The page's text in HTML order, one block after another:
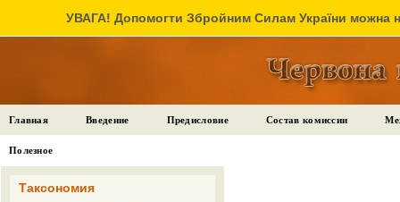
УВАГА! Допомогти Збройним Силам України можна
Главная Введение Предисловие Состав комиссии
Полезное
Таксономия